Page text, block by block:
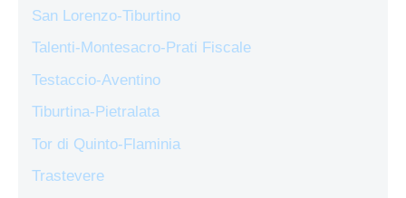
San Lorenzo-Tiburtino
Talenti-Montesacro-Prati Fiscale
Testaccio-Aventino
Tiburtina-Pietralata
Tor di Quinto-Flaminia
Trastevere